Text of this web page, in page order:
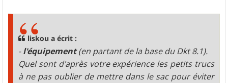
liskou a écrit :
-l'équipement(en partant de la base du Dkt 8.1).
Quel sont d'après votre expérience les petits trucs
à ne pas oublier de mettre dans le sac pour éviter